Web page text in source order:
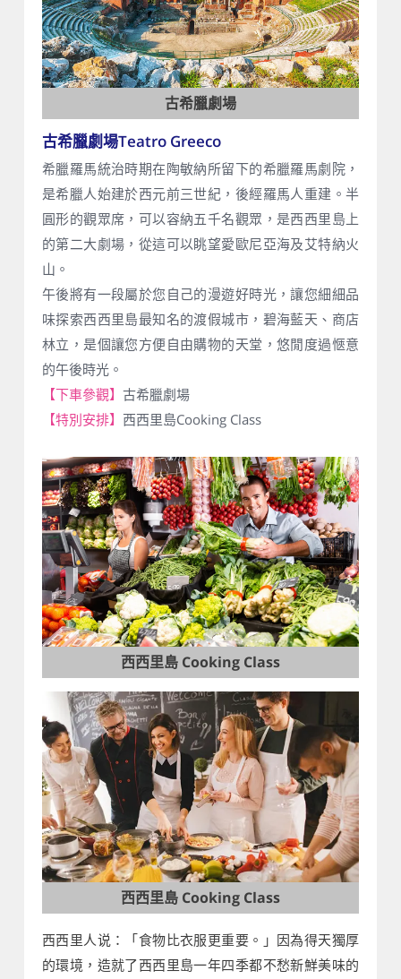
古希臘劇場
古希臘劇場Teatro Greeco
希臘羅馬統治時期在陶敏納所留下的希臘羅馬劇院，
是希臘人始建於西元前三世紀，後經羅馬人重建。半
圓形的觀眾席，可以容納五千名觀眾，是西西里島上
的第二大劇場，從這可以眺望愛歐尼亞海及艾特納火
山。
午後將有一段屬於您自己的漫遊好時光，讓您細細品
味探索西西里島最知名的渡假城市，碧海藍天、商店
林立，是個讓您方便自由購物的天堂，悠閒度過愜意
的午後時光。
【下車參觀】 古希臘劇場
【特別安排】 西西里島Cooking Class
西西里島 Cooking Class
西西里島 Cooking Class
西西里人说：「食物比衣服更重要。」因為得天獨厚
的環境，造就了西西里島一年四季都不愁新鮮美味的